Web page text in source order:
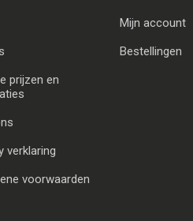
prijzen en
verklaring
voorwaarden
Mijn account
Bestellingen